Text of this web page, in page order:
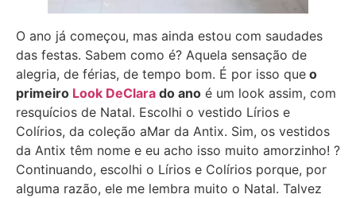
O ano já começou, mas ainda estou com saudades
das festas. Sabem como é? Aquela sensação de
alegria, de férias, de tempo bom. É por isso que o
primeiro Look DeClara do ano é um look assim, com
resquícios de Natal. Escolhi o vestido Lírios e
Colírios, da coleção aMar da Antix. Sim, os vestidos
da Antix têm nome e eu acho isso muito amorzinho! ?
Continuando, escolhi o Lírios e Colírios porque, por
alguma razão, ele me lembra muito o Natal. Talvez